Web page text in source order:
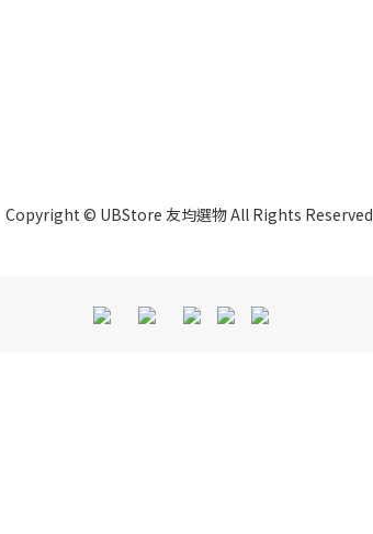
Copyright © UBStore 友均選物 All Rights Reserved